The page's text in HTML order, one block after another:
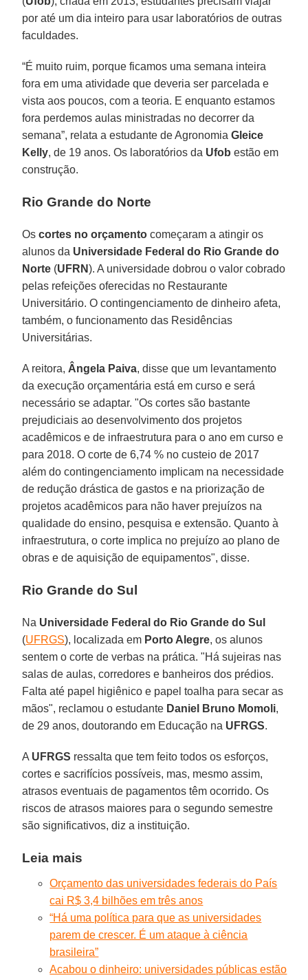
por até um dia inteiro para usar laboratórios de outras
faculdades.
“É muito ruim, porque ficamos uma semana inteira
fora em uma atividade que deveria ser parcelada e
vista aos poucos, com a teoria. E enquanto estamos
fora perdemos aulas ministradas no decorrer da
semana”, relata a estudante de AgronomiaGleice
Kelly, de 19 anos. Os laboratórios da Ufob estão em
construção.
Rio Grande do Norte
Oscortes no orçamento começaram a atingir os
alunos da Universidade Federal do Rio Grande do
Norte (UFRN). A universidade dobrou o valor cobrado
pelas refeições oferecidas no Restaurante
Universitário. O contingenciamento de dinheiro afeta,
também, o funcionamento das Residências
Universitárias.
A reitora, Ângela Paiva, disse que um levantamento
da execução orçamentária está em curso e será
necessário se adaptar. "Os cortes são bastante
prejudiciais ao desenvolvimento dos projetos
acadêmicos e de infraestrutura para o ano em curso e
para 2018. O corte de 6,74 % no custeio de 2017
além do contingenciamento implicam na necessidade
de redução drástica de gastos e na priorização de
projetos acadêmicos para não haver prejuízos na
qualidade do ensino, pesquisa e extensão. Quanto à
infraestrutura, o corte implica no prejuízo ao plano de
obras e de aquisição de equipamentos", disse.
Rio Grande do Sul
Na Universidade Federal do Rio Grande do Sul
(UFRGS), localizada em Porto Alegre, os alunos
sentem o corte de verbas na prática. "Há sujeiras nas
salas de aulas, corredores e banheiros dos prédios.
Falta até papel higiênico e papel toalha para secar as
mãos", reclamou o estudante Daniel Bruno Momoli,
de 29 anos, doutorando em Educação na UFRGS.
A UFRGS ressalta que tem feito todos os esforços,
cortes e sacrifícios possíveis, mas, mesmo assim,
atrasos eventuais de pagamentos têm ocorrido. Os
riscos de atrasos maiores para o segundo semestre
são significativos, diz a instituição.
Leia mais
Orçamento das universidades federais do País
cai R$ 3,4 bilhões em três anos
“Há uma política para que as universidades
parem de crescer. É um ataque à ciência
brasileira”
Acabou o dinheiro: universidades públicas estão